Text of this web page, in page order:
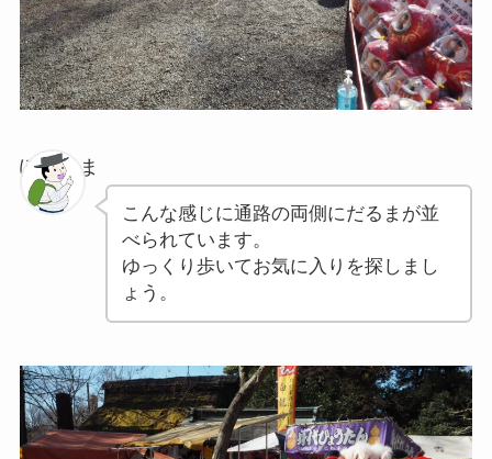
ぽちゃま
こんな感じに通路の両側にだるまが並
べられています。
ゆっくり歩いてお気に入りを探しまし
ょう。